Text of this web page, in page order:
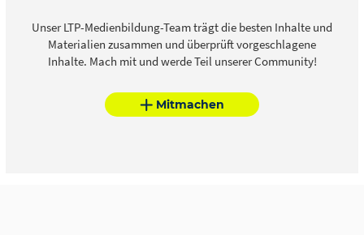
Unser LTP-Medienbildung-Team trägt die besten Inhalte und
Materialien zusammen und überprüft vorgeschlagene
Inhalte. Mach mit und werde Teil unserer Community!
Mitmachen